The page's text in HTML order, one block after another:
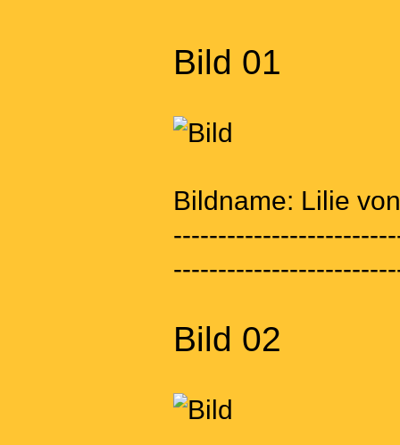
Bild 01
Bildname: Lilie
Bild 02